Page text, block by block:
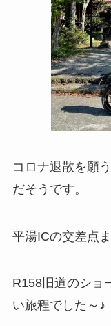
コロナ退散を願
だそうです。
平湯ICの交差点
R158旧道のショ
い旅程でした～♪